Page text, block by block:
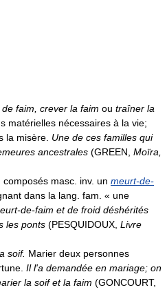
faim, crever la faim ou traîner la
matérielles nécessaires à la vie;
la misère. Une de ces familles qui
ancestrales (GREEN, Moïra,
masc. inv. un meurt-de-
dans la lang. fam. « une
de-faim et de froid déshérités
les ponts (PESQUIDOUX, Livre
soif. Marier deux personnes
Il l'a demandée en mariage; on
la soif et la faim (GONCOURT,